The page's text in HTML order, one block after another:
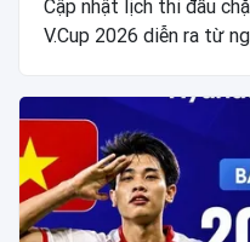
Cập nhật lịch thi đấu
V.Cup 2026 diễn ra từ